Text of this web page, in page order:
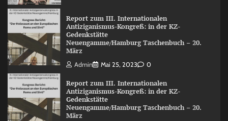
Report zum III. Internationalen
Antiziganismus-Kongreß: in der KZ-
Gedenkstätte
Neuengamme/Hamburg Taschenbuch – 20.
März
Admin Mai 25, 2023 0
Report zum III. Internationalen
Antiziganismus-Kongreß: in der KZ-
Gedenkstätte
Neuengamme/Hamburg Taschenbuch – 20.
März